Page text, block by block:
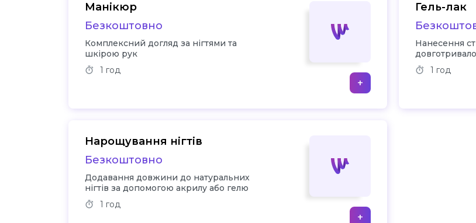
Манікюр
Безкоштовно
Комплексний догляд за нігтями та
шкірою рук
1 год
+
Гель-лак
Нанесення
1 год
Нарощування нігтів
Безкоштовно
Додавання довжини до натуральних
нігтів за допомогою акрилу або гелю
1 год
+